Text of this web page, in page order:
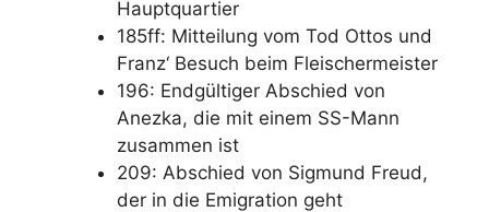
Hauptquartier
185ff: Mitteilung vom Tod Ottos und
Franz‘ Besuch beim Fleischermeister
196: Endgültiger Abschied von
Anezka, die mit einem SS-Mann
zusammen ist
209: Abschied von Sigmund Freud,
der in die Emigration geht